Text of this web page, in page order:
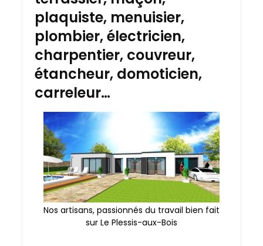
plaquiste, menuisier,
plombier, électricien,
charpentier, couvreur,
étancheur, domoticien,
carreleur…
Nos artisans, passionnés du travail bien fait
sur Le Plessis-aux-Bois